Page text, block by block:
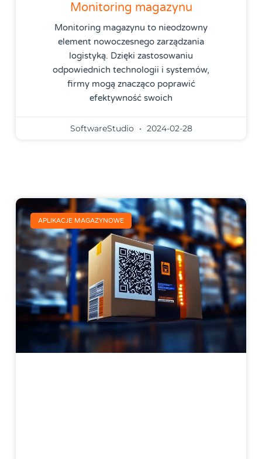
Monitoring magazynu
Monitoring magazynu to nieodzowny
element nowoczesnego zarządzania
logistyką. Dzięki zastosowaniu
odpowiednich technologii i systemów,
firmy mogą znacząco poprawić
efektywność swoich
SoftwareStudio 2024-02-28
APLIKACJE MAGAZYNOWE